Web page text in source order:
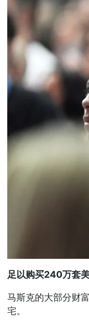
足以购买240万套
马斯克的大部分财
宅。